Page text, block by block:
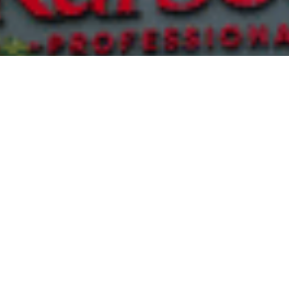
Nhà phố Kết hợp Kinh Doanh